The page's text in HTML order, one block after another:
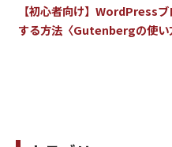
【初心者向け】WordPress
する方法〈Gutenbergの使い